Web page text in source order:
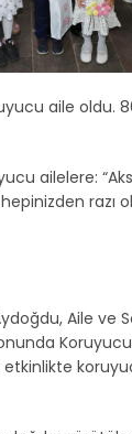
aile oldu.
ailelere:
hepinizden razı
Aile ve
etkinlikte